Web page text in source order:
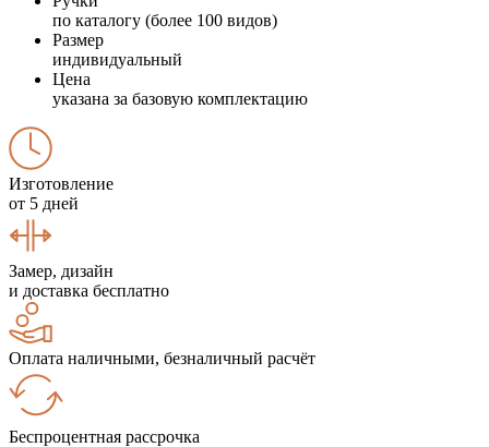
по каталогу (более 100 видов)
Размер
индивидуальный
Цена
указана за базовую комплектацию
Изготовление
от 5 дней
Замер, дизайн
и доставка бесплатно
Оплата наличными, безналичный расчёт
Беспроцентная рассрочка